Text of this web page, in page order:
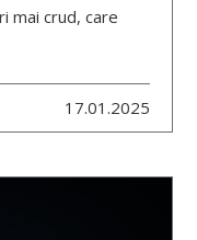
mai crud, care
17.01.2025